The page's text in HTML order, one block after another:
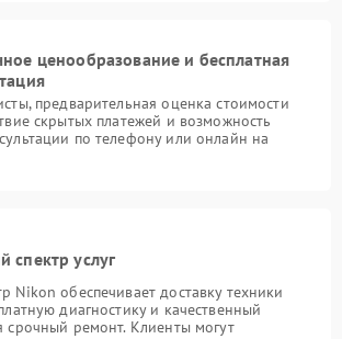
ценообразование и бесплатная
предварительная оценка стоимости
скрытых платежей и возможность
по телефону или онлайн на
спектр услуг
Nikon обеспечивает доставку техники
диагностику и качественный
срочный ремонт. Клиенты могут